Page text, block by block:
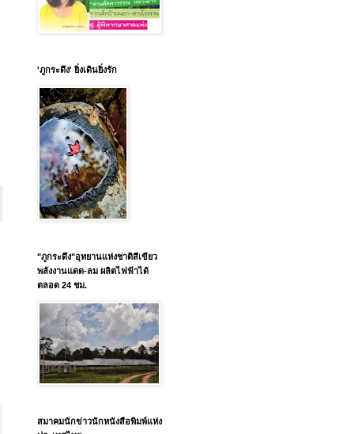
'ภูกระดึง' ยิ่งเดินยิ่งรัก
"ภูกระดึง"อุทยานแห่งชาติสีเขียว
พลังงานแดด-ลม ผลิตไฟฟ้าได้
ตลอด 24 ชม.
สมาคมนักข่าวนักหนังสือพิมพ์แห่ง